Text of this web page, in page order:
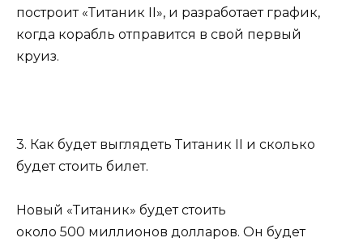
построит «Титаник II», и разработает график,
когда корабль отправится в свой первый
круиз.
3. Как будет выглядеть Титаник II и сколько
будет стоить билет.
Новый «Титаник» будет стоить
около 500 миллионов долларов. Он будет